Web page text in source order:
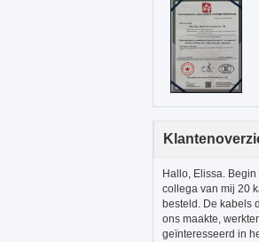
Hallo, Elissa.
collega van mij 20
besteld. De kabels
ons maakte,
geïnteresseerd in